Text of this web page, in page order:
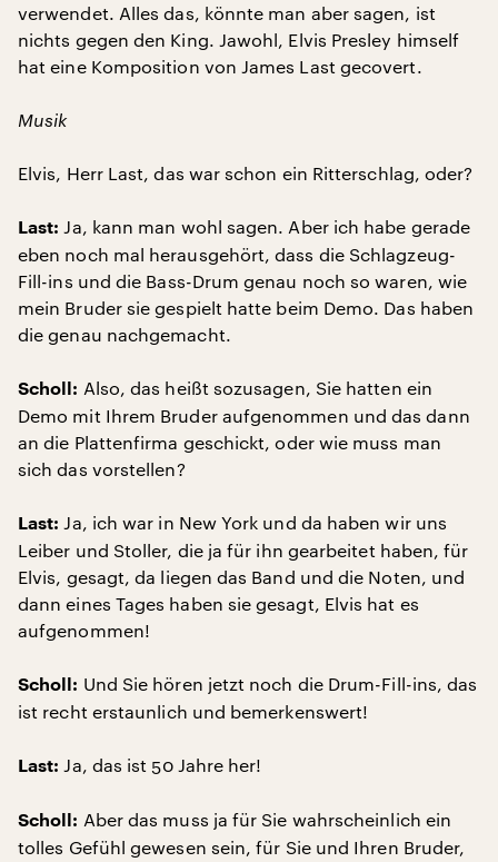
verwendet. Alles das, könnte man aber sagen, ist
nichts gegen den King. Jawohl, Elvis Presley himself
hat eine Komposition von James Last gecovert.
Musik
Elvis, Herr Last, das war schon ein Ritterschlag, oder?
Last: Ja, kann man wohl sagen. Aber ich habe gerade
eben noch mal herausgehört, dass die Schlagzeug-
Fill-ins und die Bass-Drum genau noch so waren, wie
mein Bruder sie gespielt hatte beim Demo. Das haben
die genau nachgemacht.
Scholl: Also, das heißt sozusagen, Sie hatten ein
Demo mit Ihrem Bruder aufgenommen und das dann
an die Plattenfirma geschickt, oder wie muss man
sich das vorstellen?
Last: Ja, ich war in New York und da haben wir uns
Leiber und Stoller, die ja für ihn gearbeitet haben, für
Elvis, gesagt, da liegen das Band und die Noten, und
dann eines Tages haben sie gesagt, Elvis hat es
aufgenommen!
Scholl: Und Sie hören jetzt noch die Drum-Fill-ins, das
ist recht erstaunlich und bemerkenswert!
Last: Ja, das ist 50 Jahre her!
Scholl: Aber das muss ja für Sie wahrscheinlich ein
tolles Gefühl gewesen sein, für Sie und Ihren Bruder,